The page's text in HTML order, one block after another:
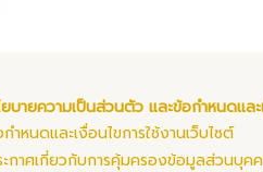
บายความเป็นส่วนตัว และข้อกำหนดและ
ำหนดและเงื่อนไขการใช้งานเว็บไซต์
กาศเกี่ยวกับการคุ้มครองข้อมูลส่วนบุค